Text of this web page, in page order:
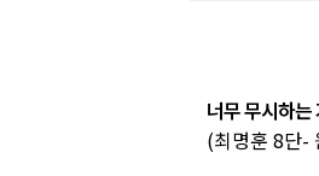
너무 무시하는
(최명훈 8단-